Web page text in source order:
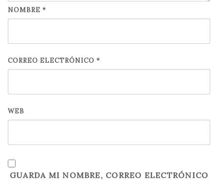
NOMBRE *
CORREO ELECTRÓNICO *
WEB
GUARDA MI NOMBRE, CORREO ELECTRÓNICO